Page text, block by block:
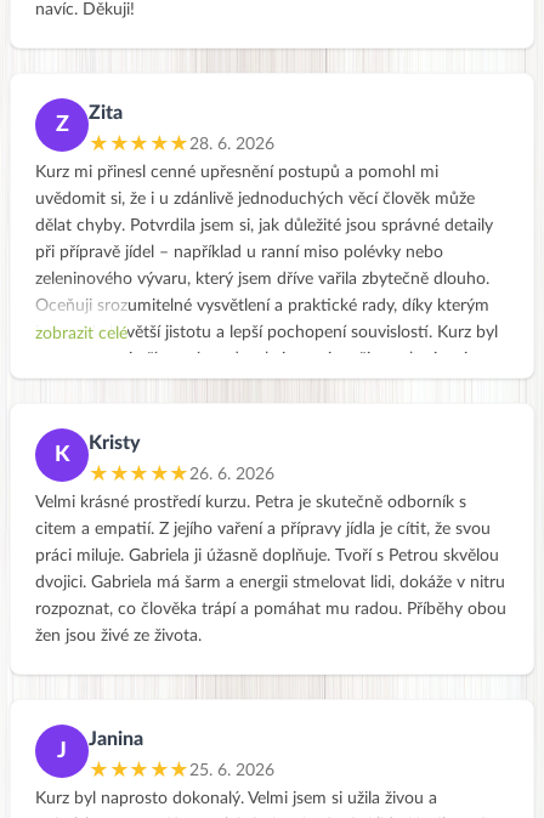
navíc. Děkuji!
Z
Zita
★★★★★28. 6. 2026
Kurz mi přinesl cenné upřesnění postupů a pomohl mi
uvědomit si, že i u zdánlivě jednoduchých věcí člověk může
dělat chyby. Potvrdila jsem si, jak důležité jsou správné detaily
při přípravě jídel – například u ranní miso polévky nebo
zeleninového vývaru, který jsem dříve vařila zbytečně dlouho.
Oceňuji srozumitelné vysvětlení a praktické rady, díky kterým
jsem získala větší jistotu a lepší pochopení souvislostí. Kurz byl
zobrazit celé
K
Kristy
★★★★★26. 6. 2026
Velmi krásné prostředí kurzu. Petra je skutečně odborník s
citem a empatií. Z jejího vaření a přípravy jídla je cítit, že svou
práci miluje. Gabriela ji úžasně doplňuje. Tvoří s Petrou skvělou
dvojici. Gabriela má šarm a energii stmelovat lidi, dokáže v nitru
rozpoznat, co člověka trápí a pomáhat mu radou. Příběhy obou
žen jsou živé ze života.
J
Janina
★★★★★25. 6. 2026
Kurz byl naprosto dokonalý. Velmi jsem si užila živou a